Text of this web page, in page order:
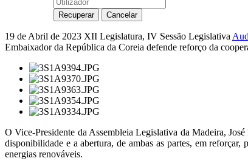
19 de Abril de 2023 XII Legislatura, IV Sessão Legislativa
Embaixador da República da Coreia defende reforço da
O Vice-Presidente da Assembleia Legislativa da Madeira,
disponibilidade e a abertura, de ambas as partes, em
energias renováveis.